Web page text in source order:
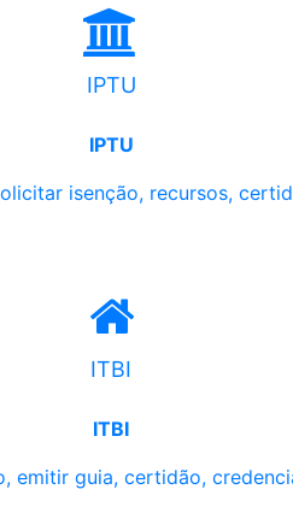
IPTU
IPTU
isenção, recursos,
ITBI
ITBI
emitir guia, certidão,